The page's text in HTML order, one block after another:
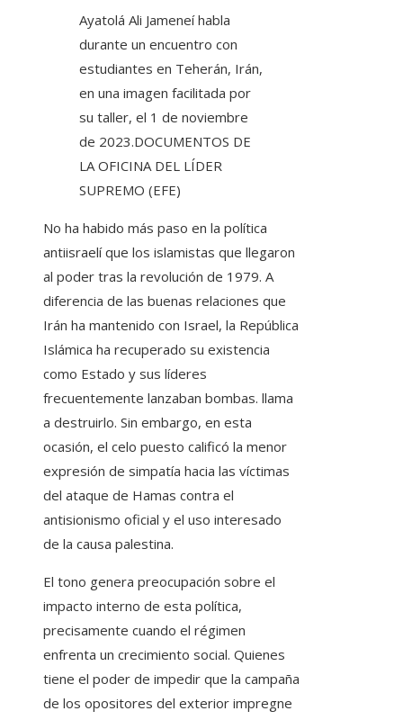
Ayatolá Ali Jameneí habla
durante un encuentro con
estudiantes en Teherán, Irán,
en una imagen facilitada por
su taller, el 1 de noviembre
de 2023.DOCUMENTOS DE
LA OFICINA DEL LÍDER
SUPREMO (EFE)
No ha habido más paso en la política
antiisraelí que los islamistas que llegaron
al poder tras la revolución de 1979. A
diferencia de las buenas relaciones que
Irán ha mantenido con Israel, la República
Islámica ha recuperado su existencia
como Estado y sus líderes
frecuentemente lanzaban bombas. llama
a destruirlo. Sin embargo, en esta
ocasión, el celo puesto calificó la menor
expresión de simpatía hacia las víctimas
del ataque de Hamas contra el
antisionismo oficial y el uso interesado
de la causa palestina.
El tono genera preocupación sobre el
impacto interno de esta política,
precisamente cuando el régimen
enfrenta un crecimiento social. Quienes
tiene el poder de impedir que la campaña
de los opositores del exterior impregne